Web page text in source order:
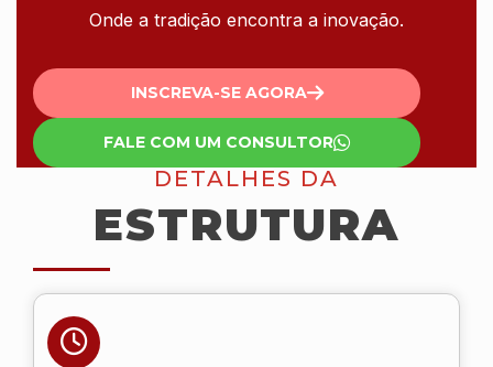
Onde a tradição encontra a inovação.
INSCREVA-SE AGORA
FALE COM UM CONSULTOR
DETALHES DA
ESTRUTURA